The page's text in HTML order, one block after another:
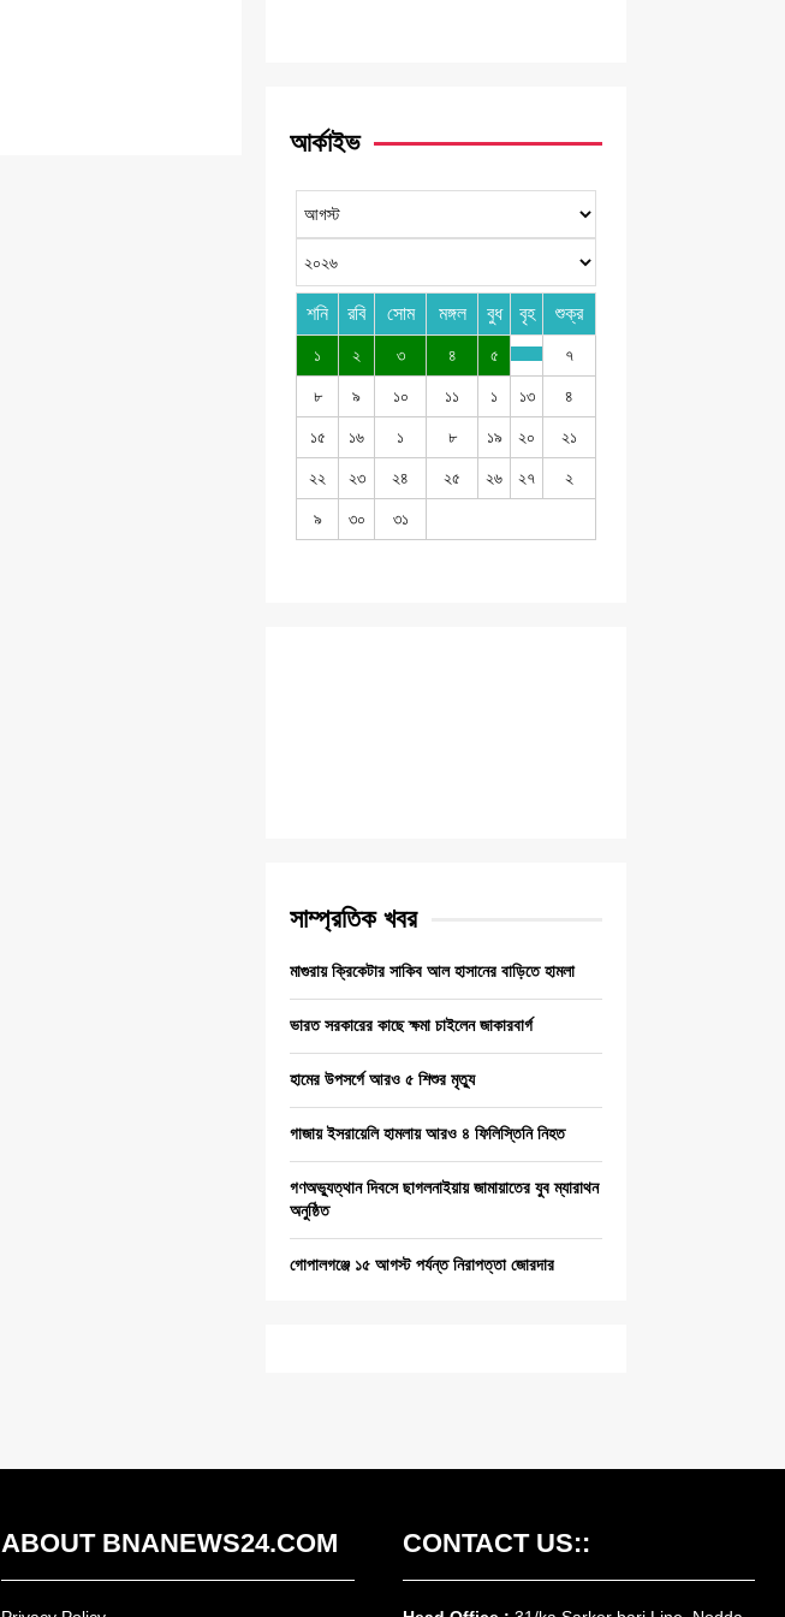
আর্কাইভ
শনি রবি সোম মঙ্গল বুধ বৃহ শুক্র
১ ২ ৩ ৪ ৫ ৭
৮ ৯ ১০ ১১ ১ ১৩ ৪
১৫ ১৬ ১ ৮ ১৯ ২০ ২১
২২ ২৩ ২৪ ২৫ ২৬ ২৭ ২
৯ ৩০ ৩১
সাম্প্রতিক খবর
মাগুরায় ক্রিকেটার সাকিব আল হাসানের বাড়িতে হামলা
ভারত সরকারের কাছে ক্ষমা চাইলেন জাকারবার্গ
হামের উপসর্গে আরও ৫ শিশুর মৃত্যু
গাজায় ইসরায়েলি হামলায় আরও ৪ ফিলিস্তিনি নিহত
গণঅভ্যুত্থান দিবসে ছাগলনাইয়ায় জামায়াতের যুব ম্যারাথন
অনুষ্ঠিত
গোপালগঞ্জে ১৫ আগস্ট পর্যন্ত নিরাপত্তা জোরদার
ABOUT BNANEWS24.COM CONTACT US::